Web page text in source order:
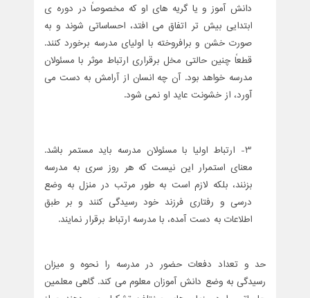
دانش آموز و یا گریه های او که مخصوصاً در دوره ی
ابتدایی بیش تر اتفاق می افتد، احساساتی شوند و به
صورت خشن و برافروخته با اولیای مدرسه برخورد کنند.
قطعاً چنین حالتی مخل برقراری ارتباط موثر با مسئولان
مدرسه خواهد بود. آن چه انسان از آرامش به دست می
آورد، از خشونت عاید او نمی شود.
3- ارتباط اولیا با مسئولان مدرسه باید مستمر باشد.
معنای استمرار این نیست که هر روز سری به مدرسه
بزنند، بلکه لازم است به طور مرتب در منزل به وضع
درسی و رفتاری فرزند خود رسیدگی کنند و بر طبق
اطلاعات به دست آمده، با مدرسه ارتباط برقرار نمایند.
حد و تعداد دفعات حضور در مدرسه را نحوه و میزان
رسیدگی به وضع دانش آموزان معلوم می کند. گاهی معلمین